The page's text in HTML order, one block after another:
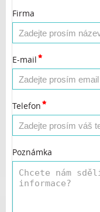
Firma
E-mail
Telefon
Poznámka